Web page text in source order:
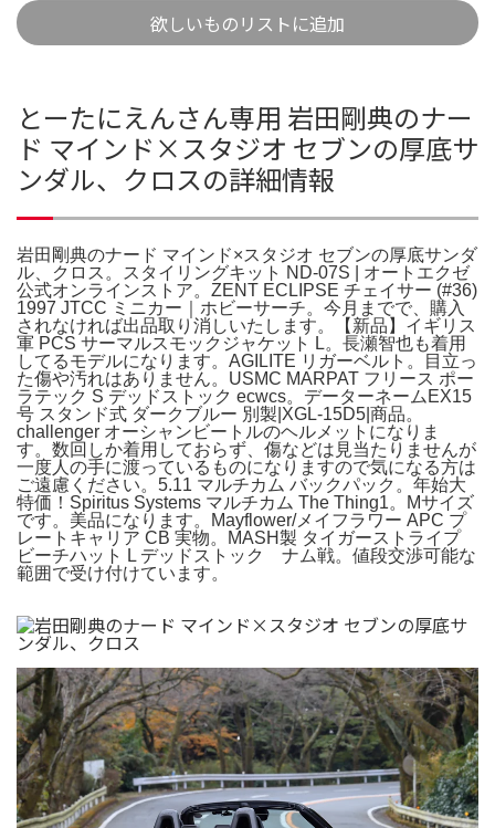
欲しいものリストに追加
とーたにえんさん専用 岩田剛典のナー
ド マインド×スタジオ セブンの厚底サ
ンダル、クロスの詳細情報
岩田剛典のナード マインド×スタジオ セブンの厚底サンダ
ル、クロス。スタイリングキット ND-07S | オートエクゼ
公式オンラインストア。ZENT ECLIPSE チェイサー (#36)
1997 JTCC ミニカー｜ホビーサーチ。今月までで、購入
されなければ出品取り消しいたします。【新品】イギリス
軍 PCS サーマルスモックジャケット L。長瀬智也も着用
してるモデルになります。AGILITE リガーベルト。目立っ
た傷や汚れはありません。USMC MARPAT フリース ポー
ラテック S デッドストック ecwcs。データーネームEX15
号 スタンド式 ダークブルー 別製|XGL-15D5|商品。
challenger オーシャンビートルのヘルメットになりま
す。数回しか着用しておらず、傷などは見当たりませんが
一度人の手に渡っているものになりますので気になる方は
ご遠慮ください。5.11 マルチカム バックパック。年始大
特価！Spiritus Systems マルチカム The Thing1。Mサイズ
です。美品になります。Mayflower/メイフラワー APC プ
レートキャリア CB 実物。MASH製 タイガーストライプ
ビーチハット L デッドストック ナム戦。値段交渉可能な
範囲で受け付けています。